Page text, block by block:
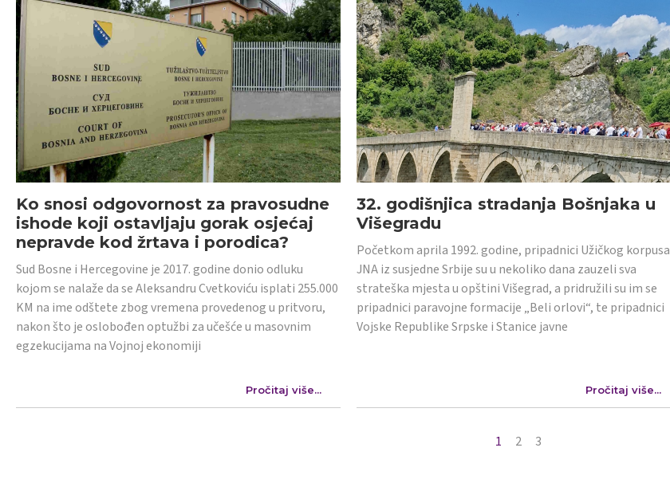
Ko snosi odgovornost za pravosudne
ishode koji ostavljaju gorak osjećaj
nepravde kod žrtava i porodica?
Sud Bosne i Hercegovine je 2017. godine donio odluku
kojom se nalaže da se Aleksandru Cvetkoviću isplati 255.000
KM na ime odštete zbog vremena provedenog u pritvoru,
nakon što je oslobođen optužbi za učešće u masovnim
egzekucijama na Vojnoj ekonomiji
Pročitaj više...
32. godišnjica stradanja Bošnjaka u
Višegradu
Početkom aprila 1992. godine, pripadnici Užičkog korpusa
JNA iz susjedne Srbije su u nekoliko dana zauzeli sva
strateška mjesta u opštini Višegrad, a pridružili su im se
pripadnici paravojne formacije „Beli orlovi“, te pripadnici
Vojske Republike Srpske i Stanice javne
Pročitaj više...
1 2 3